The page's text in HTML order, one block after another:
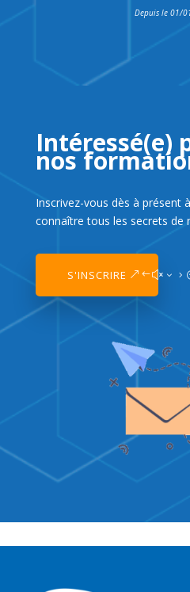
Depuis le 01/
Intéressé(e)
nos
Inscrivez-vous dès à présent
connaître tous les secrets de
S'INSCRIRE